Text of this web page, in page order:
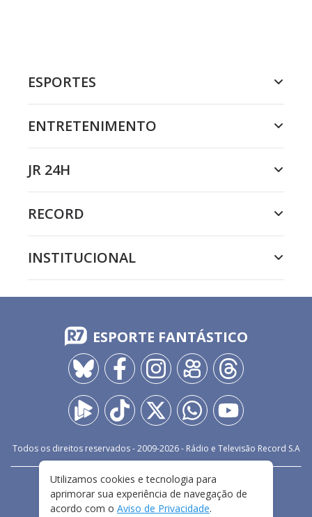
ESPORTES
ENTRETENIMENTO
JR 24H
RECORD
INSTITUCIONAL
ESPORTE FANTÁSTICO
Todos os direitos reservados - 2009-2026- Rádio e Televisão Record S.A
FALE CONOSCO
PRIVACIDADE
TERMOS E CONDIÇÕES DE USO
Utilizamos cookies e tecnologia para
aprimorar sua experiência de navegação de
acordo com o Aviso de Privacidade.